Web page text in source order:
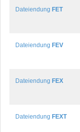
Dateiendung FET
Dateiendung FEV
Dateiendung FEX
Dateiendung FEXT